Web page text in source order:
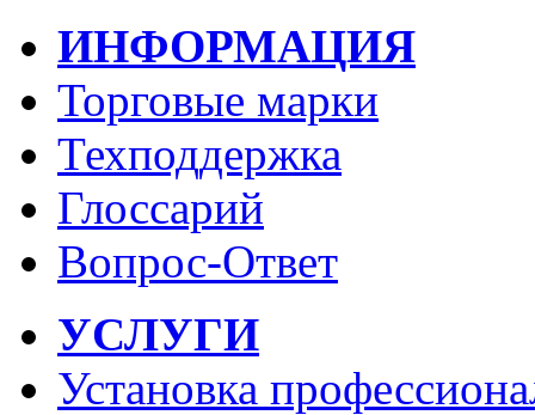
ИНФОРМАЦИЯ
Торговые марки
Техподдержка
Глоссарий
Вопрос-Ответ
УСЛУГИ
Установка